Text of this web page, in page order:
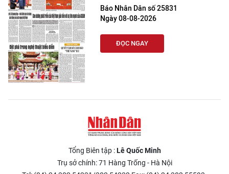
Báo Nhân Dân số 25831
Ngày 08-08-2026
ĐỌC NGAY
Tổng Biên tập :Lê Quốc Minh
Trụ sở chính: 71 Hàng Trống - Hà Nội